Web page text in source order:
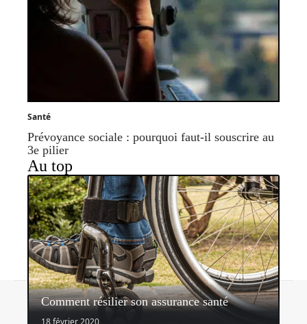
Santé
Prévoyance sociale : pourquoi faut-il souscrire au
3e pilier
Au top
Comment résilier son assurance santé
© 2026 | assurancerapide.fr
Contact Mentions légales Sitemap